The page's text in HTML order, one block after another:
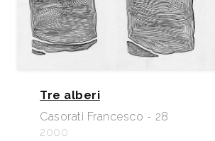
Tre alberi
Casorati Francesco - 28
2000